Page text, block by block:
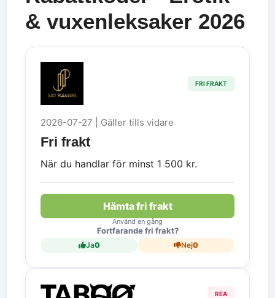
& vuxenleksaker 2026
FRI FRAKT
2026-07-27 | Gäller tills vidare
Fri frakt
När du handlar för minst 1 500 kr.
Hämta fri frakt
Använd en gång
Fortfarande fri frakt?
Ja0 Nej0
REA